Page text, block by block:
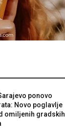
ponovo
Novo poglavlje
omiljenih gradskih